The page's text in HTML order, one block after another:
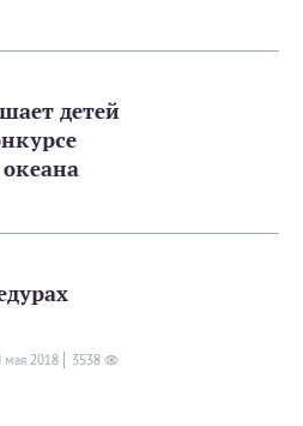
детей
мая 2018 3538